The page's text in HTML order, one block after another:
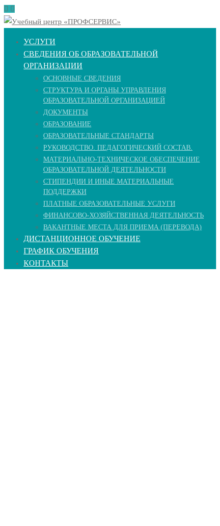
УСЛУГИ
СВЕДЕНИЯ ОБ ОБРАЗОВАТЕЛЬНОЙ
ОРГАНИЗАЦИИ
ОСНОВНЫЕ СВЕДЕНИЯ
СТРУКТУРА И ОРГАНЫ УПРАВЛЕНИЯ
ОБРАЗОВАТЕЛЬНОЙ ОРГАНИЗАЦИЕЙ
ДОКУМЕНТЫ
ОБРАЗОВАНИЕ
ОБРАЗОВАТЕЛЬНЫЕ СТАНДАРТЫ
РУКОВОДСТВО. ПЕДАГОГИЧЕСКИЙ СОСТАВ.
МАТЕРИАЛЬНО-ТЕХНИЧЕСКОЕ ОБЕСПЕЧЕНИЕ
ОБРАЗОВАТЕЛЬНОЙ ДЕЯТЕЛЬНОСТИ
СТИПЕНДИИ И ИНЫЕ МАТЕРИАЛЬНЫЕ
ПОДДЕРЖКИ
ПЛАТНЫЕ ОБРАЗОВАТЕЛЬНЫЕ УСЛУГИ
ФИНАНСОВО-ХОЗЯЙСТВЕННАЯ ДЕЯТЕЛЬНОСТЬ
ВАКАНТНЫЕ МЕСТА ДЛЯ ПРИЕМА (ПЕРЕВОДА)
ДИСТАНЦИОННОЕ ОБУЧЕНИЕ
ГРАФИК ОБУЧЕНИЯ
КОНТАКТЫ